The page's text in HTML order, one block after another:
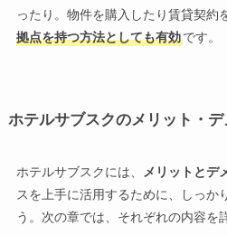
ったり。物件を購入したり賃貸契約
拠点を持つ方法としても有効です。
ホテルサブスクのメリット・
ホテルサブスクには、 メリットとデ
スを上手に活用するために、しっか
う。次の章では、それぞれの内容を